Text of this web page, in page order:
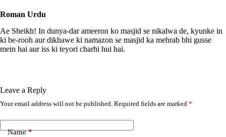
Roman Urdu
Ae Sheikh! In dunya-dar ameeron ko masjid se nikalwa de, kyunke in
ki be-rooh aur dikhawe ki namazon se masjid ka mehrab bhi gusse
mein hai aur iss ki teyori charhi hui hai.
Leave a Reply
Your email address will not be published. Required fields are marked *
Name*
A
t
e